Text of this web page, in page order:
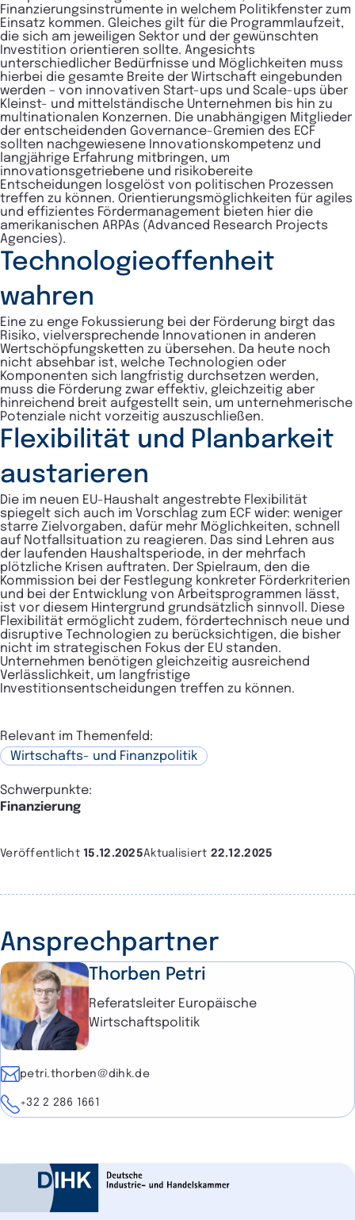
Finanzierungsinstrumente in welchem Politikfenster zum
Einsatz kommen. Gleiches gilt für die Programmlaufzeit,
die sich am jeweiligen Sektor und der gewünschten
Investition orientieren sollte. Angesichts
unterschiedlicher Bedürfnisse und Möglichkeiten muss
hierbei die gesamte Breite der Wirtschaft eingebunden
werden – von innovativen Start-ups und Scale-ups über
Kleinst- und mittelständische Unternehmen bis hin zu
multinationalen Konzernen. Die unabhängigen Mitglieder
der entscheidenden Governance-Gremien des ECF
sollten nachgewiesene Innovationskompetenz und
langjährige Erfahrung mitbringen, um
innovationsgetriebene und risikobereite
Entscheidungen losgelöst von politischen Prozessen
treffen zu können. Orientierungsmöglichkeiten für agiles
und effizientes Fördermanagement bieten hier die
amerikanischen ARPAs (Advanced Research Projects
Agencies).
Technologieoffenheit
wahren
Eine zu enge Fokussierung bei der Förderung birgt das
Risiko, vielversprechende Innovationen in anderen
Wertschöpfungsketten zu übersehen. Da heute noch
nicht absehbar ist, welche Technologien oder
Komponenten sich langfristig durchsetzen werden,
muss die Förderung zwar effektiv, gleichzeitig aber
hinreichend breit aufgestellt sein, um unternehmerische
Potenziale nicht vorzeitig auszuschließen.
Flexibilität und Planbarkeit
austarieren
Die im neuen EU-Haushalt angestrebte Flexibilität
spiegelt sich auch im Vorschlag zum ECF wider: weniger
starre Zielvorgaben, dafür mehr Möglichkeiten, schnell
auf Notfallsituation zu reagieren. Das sind Lehren aus
der laufenden Haushaltsperiode, in der mehrfach
plötzliche Krisen auftraten. Der Spielraum, den die
Kommission bei der Festlegung konkreter Förderkriterien
und bei der Entwicklung von Arbeitsprogrammen lässt,
ist vor diesem Hintergrund grundsätzlich sinnvoll. Diese
Flexibilität ermöglicht zudem, fördertechnisch neue und
disruptive Technologien zu berücksichtigen, die bisher
nicht im strategischen Fokus der EU standen.
Unternehmen benötigen gleichzeitig ausreichend
Verlässlichkeit, um langfristige
Investitionsentscheidungen treffen zu können.
Relevant im Themenfeld:
Wirtschafts- und Finanzpolitik
Schwerpunkte:
Finanzierung
Veröffentlicht15.12.2025Aktualisiert 22.12.2025
Ansprechpartner
Thorben Petri
Referatsleiter Europäische
Wirtschaftspolitik
E-Mailpetri.thorben@dihk.de
Telefon
+32 2 286 1661